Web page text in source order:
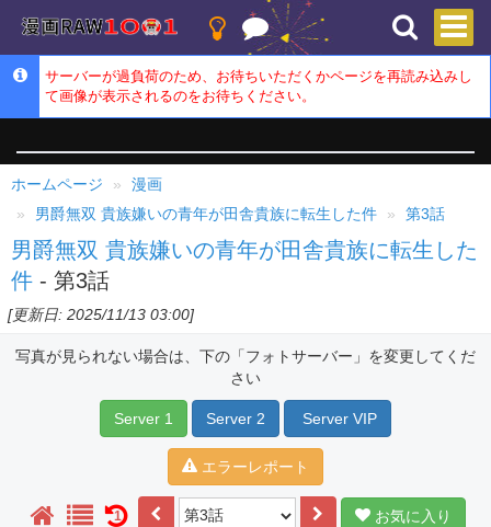
サーバーが過負荷のため、お待ちいただくかページを再読み込みし
て画像が表示されるのをお待ちください。
ホームページ
漫画
男爵無双 貴族嫌いの青年が田舎貴族に転生した件
第3話
男爵無双 貴族嫌いの青年が田舎貴族に転生した
件 - 第3話
[更新日: 2025/11/13 03:00]
写真が見られない場合は、下の「フォトサーバー」を変更してくだ
さい
Server 1 Server 2 Server VIP
エラーレポート
1 お気に入り